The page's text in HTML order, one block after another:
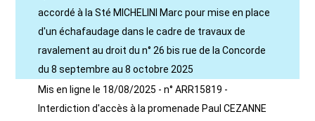
accordé à la Sté MICHELINI Marc pour mise en place
d'un échafaudage dans le cadre de travaux de
ravalement au droit du n° 26 bis rue de la Concorde
du 8 septembre au 8 octobre 2025
Mis en ligne le 18/08/2025 - n° ARR15819 -
Interdiction d'accès à la promenade Paul CEZANNE